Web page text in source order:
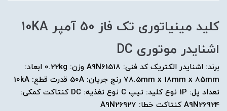
کلید مينياتوری تک فاز 50 آمپر 10KA
اشنایدر موتوری DC
برند: اشنایدر الکتریک کد فنی: A9N61518 وزن: 0.22kg ابعاد:
78.5mm x 18mm x 85mm رنج جریان: 50A قدرت قطع: 10kA
تعداد پل: 1P نوع کلید: تیپ C نوع تغذیه: DC کنتاکت کمکی:
A9N26924 کنتاکت خطا: A9N26927